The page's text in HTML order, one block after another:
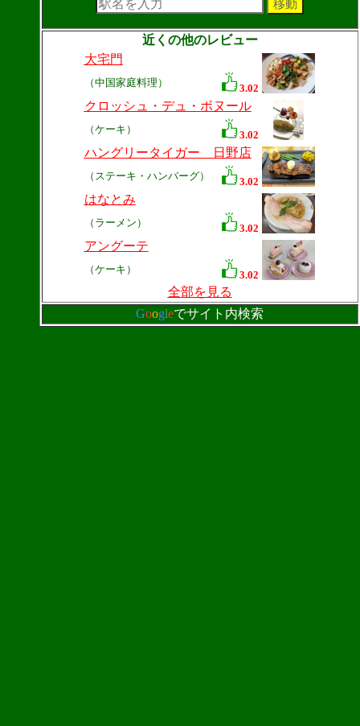
近くの他のレビュー
大宅門
（中国家庭料理） 3.02
クロッシュ・デュ・ボヌール
（ケーキ） 3.02
ハングリータイガー 日野店
（ステーキ・ハンバーグ） 3.02
はなとみ
（ラーメン） 3.02
アングーテ
（ケーキ） 3.02
全部を見る
Googleでサイト内検索